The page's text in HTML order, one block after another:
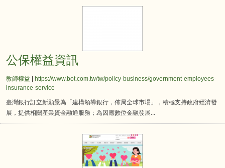
公保權益資訊
教師權益
https://www.bot.com.tw/tw/policy-business/government-employees-
insurance-service
臺灣銀行訂立新願景為「建構領導銀行，佈局全球市場」，積極支持政府經濟發
展，提供相關產業資金融通服務；為因應數位金融發展...